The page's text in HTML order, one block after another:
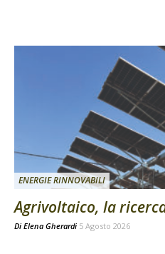
ENERGIE RINNOVABILI
Agrivoltaico, la
Di Elena Gherardi 5 Agosto 2026